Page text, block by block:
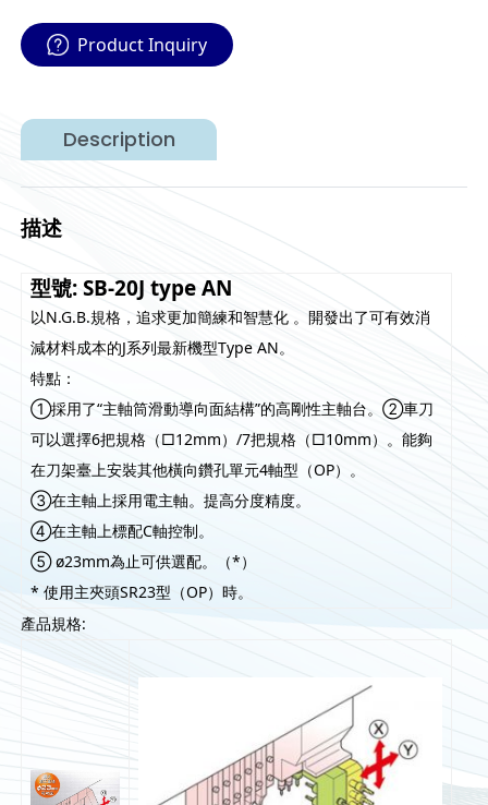
Product Inquiry
Description
描述
型號: SB-20J type AN
以N.G.B.規格，追求更加簡練和智慧化 。開發出了可有效消
減材料成本的J系列最新機型Type AN。
特點：
①採用了“主軸筒滑動導向面結構”的高剛性主軸台。②車刀
可以選擇6把規格（□12mm）/7把規格（□10mm）。能夠
在刀架臺上安裝其他橫向鑽孔單元4軸型（OP）。
③在主軸上採用電主軸。提高分度精度。
④在主軸上標配C軸控制。
⑤ ø23mm為止可供選配。（*）
* 使用主夾頭SR23型（OP）時。
產品規格: